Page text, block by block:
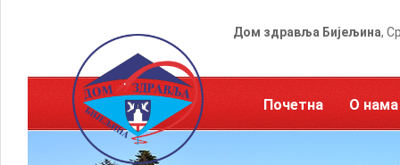
Дом здравља Бијељина,
Почетна О нама